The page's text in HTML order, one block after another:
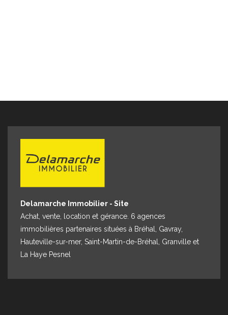
Delamarche Immobilier - Site
Achat, vente, location et gérance. 6 agences
immobilières partenaires situées à Bréhal, Gavray,
Hauteville-sur-mer, Saint-Martin-de-Bréhal, Granville et
La Haye Pesnel